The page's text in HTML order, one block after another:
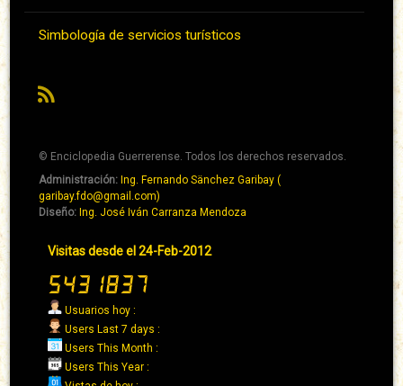
Simbología de servicios turísticos
RSS
© Enciclopedia Guerrerense. Todos los derechos reservados.
Pie
de
→
Abaixo
Administración:Ing. Fernando Sänchez Garibay (
garibay.fdo@gmail.com)
Diseño:Ing. José Iván Carranza Mendoza
de
página
→
Derecha
Visitas desde el 24-Feb-2012
Usuarios hoy :
Users Last 7 days :
Users This Month :
Users This Year :